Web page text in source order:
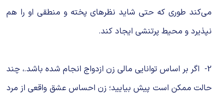
می‌كند طوری که حتی شاید نظرهای پخته و منطقی او را هم
نپذیرد و محیط پرتنشی ایجاد کند.
2- اگر بر اساس توانایی مالی زن ازدواج انجام شده باشد.، چند
حالت ممکن است پیش بیایید؛ زن احساس عشق واقعی از مرد